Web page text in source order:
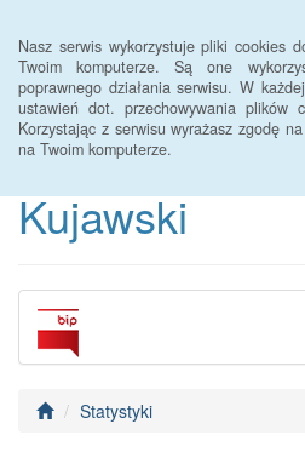
Nasz serwis wykorzystuje pliki cookies
Twoim komputerze. Są one
poprawnego działania serwisu. W
ustawień dot. przechowywania plików
Korzystając z serwisu wyrażasz zgodę
na Twoim komputerze.
BIP
Zajęciowej
Kujawski
Statystyki